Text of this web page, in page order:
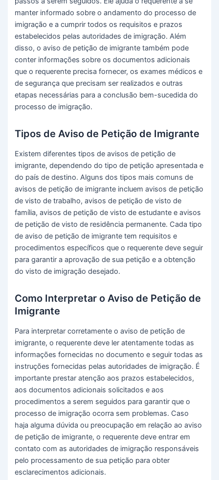
manter informado sobre o andamento do processo de
imigração e a cumprir todos os requisitos e prazos
estabelecidos pelas autoridades de imigração. Além
disso, o aviso de petição de imigrante também pode
conter informações sobre os documentos adicionais
que o requerente precisa fornecer, os exames médicos e
de segurança que precisam ser realizados e outras
etapas necessárias para a conclusão bem-sucedida do
processo de imigração.
Tipos de Aviso de Petição de Imigrante
Existem diferentes tipos de avisos de petição de
imigrante, dependendo do tipo de petição apresentada e
do país de destino. Alguns dos tipos mais comuns de
avisos de petição de imigrante incluem avisos de petição
de visto de trabalho, avisos de petição de visto de
família, avisos de petição de visto de estudante e avisos
de petição de visto de residência permanente. Cada tipo
de aviso de petição de imigrante tem requisitos e
procedimentos específicos que o requerente deve seguir
para garantir a aprovação de sua petição e a obtenção
do visto de imigração desejado.
Como Interpretar o Aviso de Petição de
Imigrante
Para interpretar corretamente o aviso de petição de
imigrante, o requerente deve ler atentamente todas as
informações fornecidas no documento e seguir todas as
instruções fornecidas pelas autoridades de imigração. É
importante prestar atenção aos prazos estabelecidos,
aos documentos adicionais solicitados e aos
procedimentos a serem seguidos para garantir que o
processo de imigração ocorra sem problemas. Caso
haja alguma dúvida ou preocupação em relação ao aviso
de petição de imigrante, o requerente deve entrar em
contato com as autoridades de imigração responsáveis
pelo processamento de sua petição para obter
esclarecimentos adicionais.